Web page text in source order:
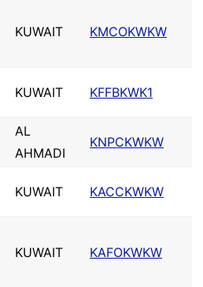
KUWAIT KMCOKWKW
KUWAIT KFFBKWK1
AL
AHMADI
KNPCKWKW
KUWAIT KACCKWKW
KUWAIT KAFOKWKW